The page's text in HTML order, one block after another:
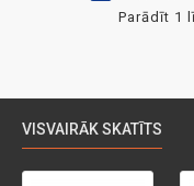
Parādīt 1
VISVAIRĀK SKATĪTS